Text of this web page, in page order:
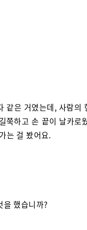
같은 거였는데, 사람의
쭉하고 손 끝이 날카로
는 걸 봤어요.
을 했습니까?